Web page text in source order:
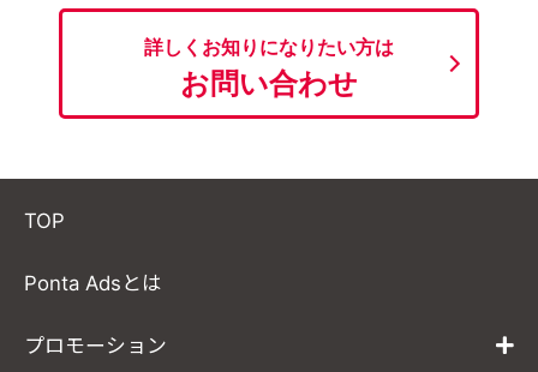
詳しくお知りになりたい方は
お問い合わせ
TOP
Ponta Adsとは
プロモーション